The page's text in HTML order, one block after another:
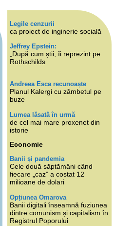
Legile cenzurii
ca proiect de inginerie socială
Jeffrey Epstein:
„După cum știi, îi reprezint pe
Rothschilds
Andreea Esca recunoaște
Planul Kalergi cu zâmbetul pe
buze
Lumea lăsată în urmă
de cel mai mare proxenet din
istorie
Economie
Banii și pandemia
Cele două săptămâni când
fiecare „caz” a costat 12
milioane de dolari
Opțiunea Omarova
Banii digitali înseamnă fuziunea
dintre comunism și capitalism în
Registrul Poporului